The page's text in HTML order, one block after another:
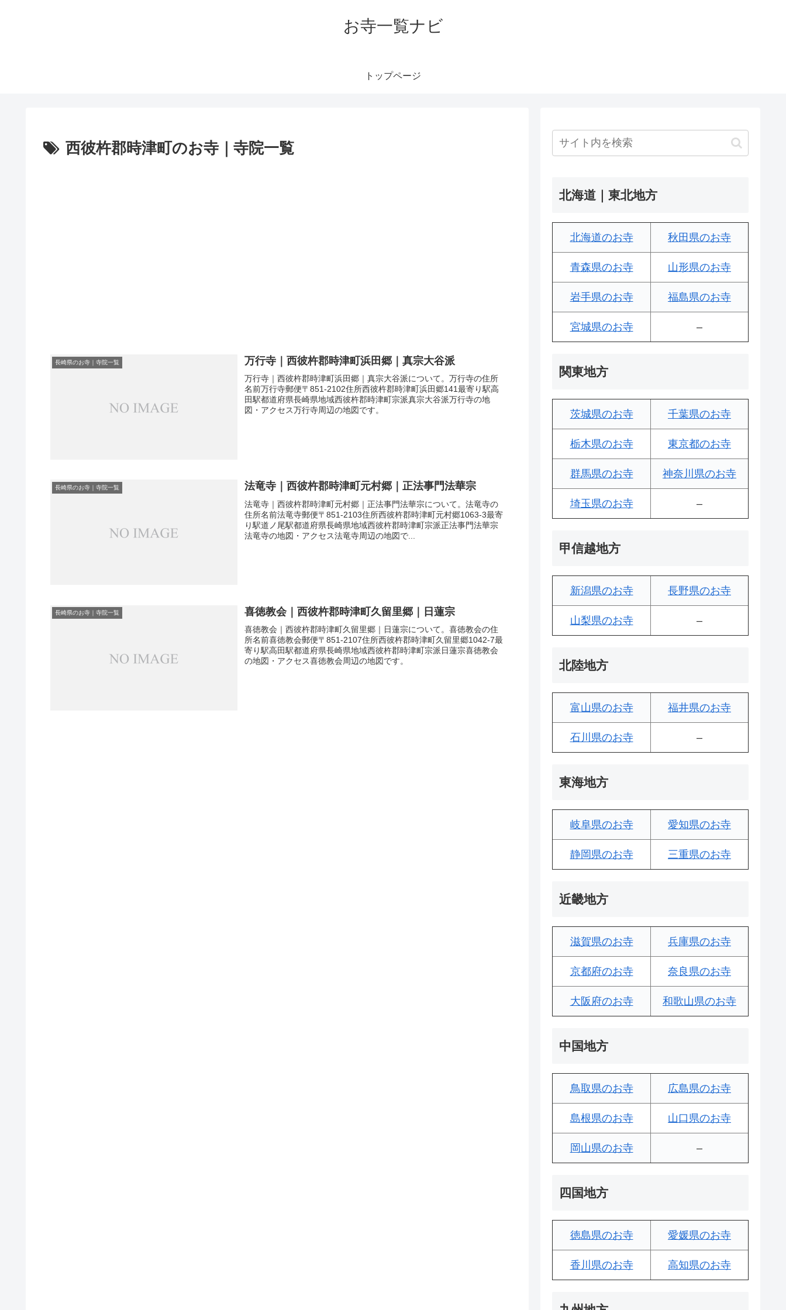
お寺一覧ナビ
トップページ
西彼杵郡時津町のお寺｜寺院一覧
長崎県のお寺｜寺院一覧 万行寺｜西彼杵郡時津町浜田郷｜真宗大谷派
万行寺｜西彼杵郡時津町浜田郷｜真宗大谷派について。万行寺の住所
名前万行寺郵便〒851-2102住所西彼杵郡時津町浜田郷141最寄り駅高
田駅都道府県長崎県地域西彼杵郡時津町宗派真宗大谷派万行寺の地
図・アクセス万行寺周辺の地図です。
長崎県のお寺｜寺院一覧 法竜寺｜西彼杵郡時津町元村郷｜正法事門法華宗
法竜寺｜西彼杵郡時津町元村郷｜正法事門法華宗について。法竜寺の
住所名前法竜寺郵便〒851-2103住所西彼杵郡時津町元村郷1063-3最寄
り駅道ノ尾駅都道府県長崎県地域西彼杵郡時津町宗派正法事門法華宗
法竜寺の地図・アクセス法竜寺周辺の地図で...
長崎県のお寺｜寺院一覧 喜徳教会｜西彼杵郡時津町久留里郷｜日蓮宗
喜徳教会｜西彼杵郡時津町久留里郷｜日蓮宗について。喜徳教会の住
所名前喜徳教会郵便〒851-2107住所西彼杵郡時津町久留里郷1042-7最
寄り駅高田駅都道府県長崎県地域西彼杵郡時津町宗派日蓮宗喜徳教会
の地図・アクセス喜徳教会周辺の地図です。
北海道｜東北地方
北海道のお寺 秋田県のお寺
青森県のお寺 山形県のお寺
岩手県のお寺 福島県のお寺
宮城県のお寺 –
関東地方
茨城県のお寺 千葉県のお寺
栃木県のお寺 東京都のお寺
群馬県のお寺 神奈川県のお寺
埼玉県のお寺 –
甲信越地方
新潟県のお寺 長野県のお寺
山梨県のお寺 –
北陸地方
富山県のお寺 福井県のお寺
石川県のお寺 –
東海地方
岐阜県のお寺 愛知県のお寺
静岡県のお寺 三重県のお寺
近畿地方
滋賀県のお寺 兵庫県のお寺
京都府のお寺 奈良県のお寺
大阪府のお寺 和歌山県のお寺
中国地方
鳥取県のお寺 広島県のお寺
島根県のお寺 山口県のお寺
岡山県のお寺 –
四国地方
徳島県のお寺 愛媛県のお寺
香川県のお寺 高知県のお寺